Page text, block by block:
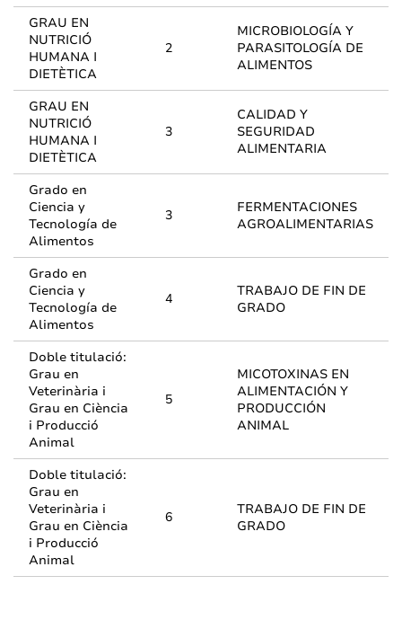
GRAU EN
NUTRICIÓ
HUMANA I
DIETÈTICA
2
MICROBIOLOGÍA Y
PARASITOLOGÍA DE
ALIMENTOS
GRAU EN
NUTRICIÓ
HUMANA I
DIETÈTICA
3
CALIDAD Y
SEGURIDAD
ALIMENTARIA
Grado en
Ciencia y
Tecnología de
Alimentos
3
FERMENTACIONES
AGROALIMENTARIAS
Grado en
Ciencia y
Tecnología de
Alimentos
4
TRABAJO DE FIN DE
GRADO
Doble titulació:
Grau en
Veterinària i
Grau en Ciència
i Producció
Animal
5
MICOTOXINAS EN
ALIMENTACIÓN Y
PRODUCCIÓN
ANIMAL
Doble titulació:
Grau en
Veterinària i
Grau en Ciència
i Producció
Animal
6
TRABAJO DE FIN DE
GRADO